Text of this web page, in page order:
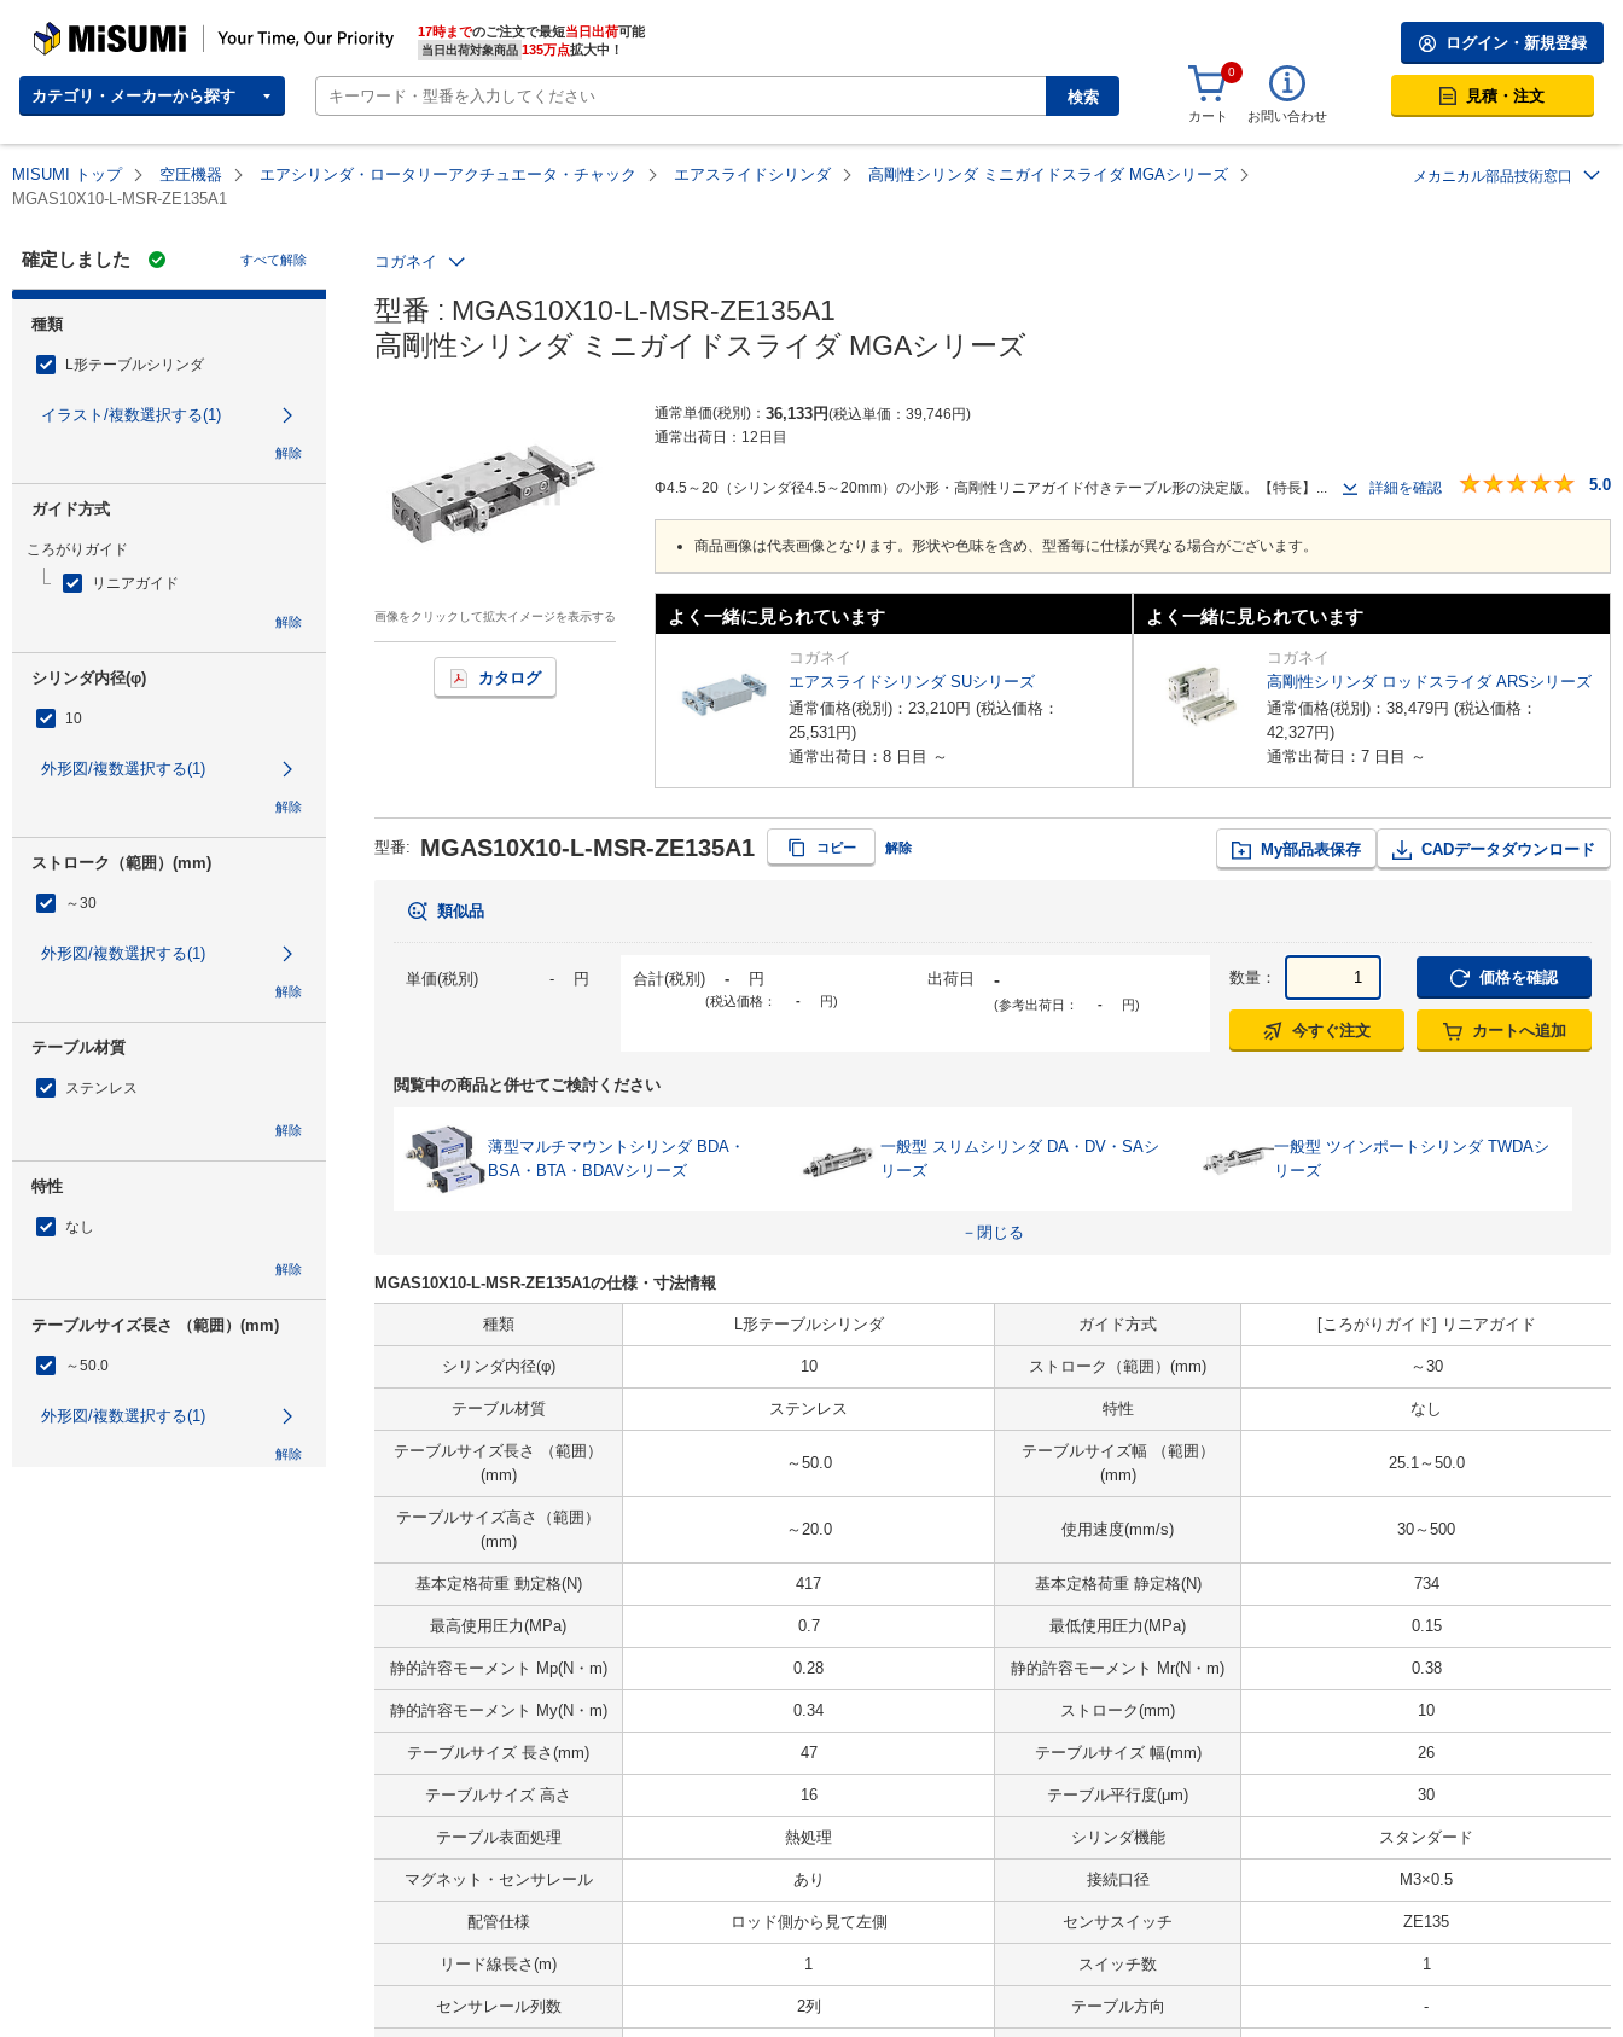
MISUMI | Your Time, Our Priority 17時までのご注文で最短当日出荷
当日出荷対象商品 135万点拡大中！
カテゴリ・メーカーから探す 検索
ログイン・新規登録
0
カート お問い合わせ
見積・注文
MISUMI トップ 空圧機器 エアシリンダ・ロータリーアクチュエータ・チャック エアスライドシリンダ
高剛性シリンダ ミニガイドスライダ MGAシリーズ
MGAS10X10-L-MSR-ZE135A1
メカニカル部品技術窓口
確定しました すべて解除
種類
L形テーブルシリンダ
イラスト/複数選択する(1)
解除
ガイド方式
ころがりガイド
リニアガイド
解除
シリンダ内径(φ)
10
外形図/複数選択する(1)
解除
ストローク（範囲）(mm)
～30
外形図/複数選択する(1)
解除
テーブル材質
ステンレス
解除
特性
なし
解除
テーブルサイズ長さ （範囲）(mm)
～50.0
外形図/複数選択する(1)
解除
コガネイ
型番 : MGAS10X10-L-MSR-ZE135A1
高剛性シリンダ ミニガイドスライダ MGAシリーズ
画像をクリックして拡大イメージを表示する
カタログ
通常単価(税別) 36,133円 税込単価 39,746円
通常出荷日： 12日目
Φ4.5～20（シリンダ径4.5～20mm）の小形・高剛性リニアガイド付きテーブル形の決定版。【特長】... 詳細を確認 5.0
商品画像は代表画像となります。形状や色味を含め、型番毎に仕様が異なる場合がございます。
よく一緒に見られています
コガネイ
エアスライドシリンダ SUシリーズ
通常価格(税別)： 23,210円 (税込価格：
25,531円)
通常出荷日：8 日目 ～
よく一緒に見られています
コガネイ
高剛性シリンダ ロッドスライダ ARSシリーズ
通常価格(税別)： 38,479円 (税込価格：
42,327円)
通常出荷日：7 日目 ～
型番: MGAS10X10-L-MSR-ZE135A1 コピー 解除 My部品表保存 CADデータダウンロード
類似品
単価(税別) - 円 合計(税別) - 円
(税込価格： - 円)
出荷日 -
(参考出荷日： - 円)
数量： 価格を確認
今すぐ注文 カートへ追加
閲覧中の商品と併せてご検討ください
薄型マルチマウントシリンダ BDA・
BSA・BTA・BDAVシリーズ
一般型 スリムシリンダ DA・DV・SAシ
リーズ
一般型 ツインポートシリンダ TWDAシ
リーズ
－閉じる
MGAS10X10-L-MSR-ZE135A1の仕様・寸法情報
種類 L形テーブルシリンダ ガイド方式 [ころがりガイド] リニアガイド
シリンダ内径(φ) 10 ストローク（範囲）(mm) ～30
テーブル材質 ステンレス 特性 なし
テーブルサイズ長さ （範囲）
(mm)
～50.0
テーブルサイズ幅 （範囲）
(mm)
25.1～50.0
テーブルサイズ高さ（範囲）
(mm)
～20.0 使用速度(mm/s) 30～500
基本定格荷重 動定格(N) 417 基本定格荷重 静定格(N) 734
最高使用圧力(MPa) 0.7 最低使用圧力(MPa) 0.15
静的許容モーメント Mp(N・m) 0.28 静的許容モーメント Mr(N・m) 0.38
静的許容モーメント My(N・m) 0.34 ストローク(mm) 10
テーブルサイズ 長さ(mm) 47 テーブルサイズ 幅(mm) 26
テーブルサイズ 高さ 16 テーブル平行度(μm) 30
テーブル表面処理 熱処理 シリンダ機能 スタンダード
マグネット・センサレール あり 接続口径 M3×0.5
配管仕様 ロッド側から見て左側 センサスイッチ ZE135
リード線長さ(m) 1 スイッチ数 1
センサレール列数 2列 テーブル方向 -